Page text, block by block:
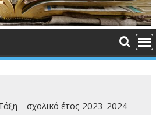
– σχολικό έτος 2023-2024